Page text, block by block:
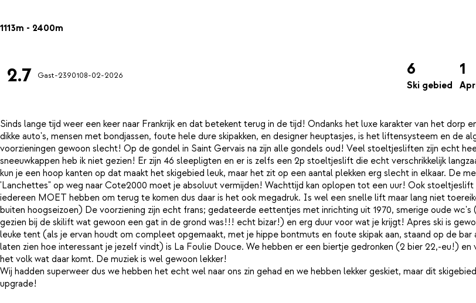
1113m - 2400m
2.7 Gast-2390108-02-2026 6
Ski gebied
1
Sinds lange tijd weer een keer naar Frankrijk en dat betekent terug in de tijd! Ondanks het luxe karakter van het dorp
dikke auto's, mensen met bondjassen, foute hele dure skipakken, en designer heuptasjes, is het liftensysteem en de
voorzieningen gewoon slecht! Op de gondel in Saint Gervais na zijn alle gondels oud! Veel stoeltjesliften zijn echt
sneeuwkappen heb ik niet gezien! Er zijn 46 sleepligten en er is zelfs een 2p stoeltjeslift die echt verschrikkelijk
kun je een hoop kanten op dat maakt het skigebied leuk, maar het zit op een aantal plekken erg slecht in elkaar. De
'Lanchettes" op weg naar Cote2000 moet je absoluut vermijden! Wachttijd kan oplopen tot een uur! Ook
iedereen MOET hebben om terug te komen dus daar is het ook megadruk. Is wel een snelle lift maar lang niet
buiten hoogseizoen) De voorziening zijn echt frans; gedateerde eettentjes met inrichting uit 1970, smerige oude wc's
gezien bij de skilift wat gewoon een gat in de grond was!!! echt bizar!) en erg duur voor wat je krijgt! Apres ski is
leuke tent (als je ervan houdt om compleet opgemaakt, met je hippe bontmuts en foute skipak aan, staand op de bar
laten zien hoe interessant je jezelf vindt) is La Foulie Douce. We hebben er een biertje gedronken (2 bier 22,-eu!) en
het volk wat daar komt. De muziek is wel gewoon lekker!
Wij hadden superweer dus we hebben het echt wel naar ons zin gehad en we hebben lekker geskiet, maar dit